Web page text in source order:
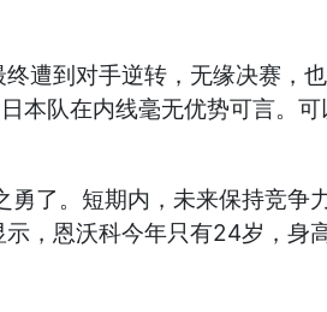
遭到对手逆转，无缘决赛，
本队在内线毫无优势可言。
了。短期内，未来保持竞争
，恩沃科今年只有24岁，身